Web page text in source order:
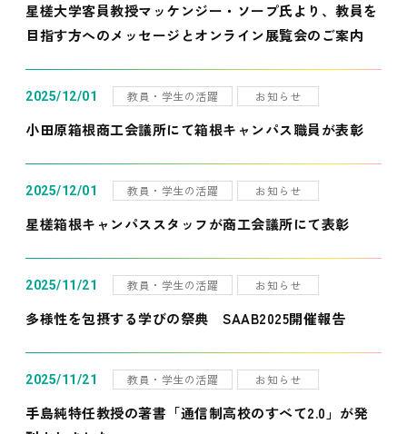
星槎大学客員教授マッケンジー・ソープ氏より、教員を
目指す方へのメッセージとオンライン展覧会のご案内
2025/12/01 教員・学生の活躍 お知らせ
小田原箱根商工会議所にて箱根キャンパス職員が表彰
2025/12/01 教員・学生の活躍 お知らせ
星槎箱根キャンパススタッフが商工会議所にて表彰
2025/11/21 教員・学生の活躍 お知らせ
多様性を包摂する学びの祭典 SAAB2025開催報告
2025/11/21 教員・学生の活躍 お知らせ
手島純特任教授の著書「通信制高校のすべて2.0」が発